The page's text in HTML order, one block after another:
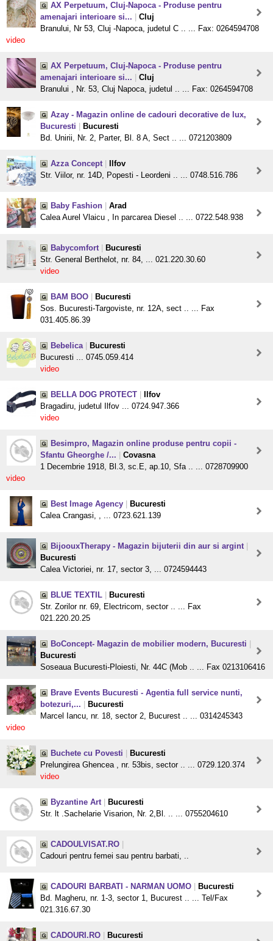
AX Perpetuum, Cluj-Napoca - Produse pentru
amenajari interioare si...
Cluj
Branului, Nr 53, Cluj -Napoca, judetul C .. ... Fax: 0264594708
video
AX Perpetuum, Cluj-Napoca - Produse pentru
amenajari interioare si...
Cluj
Branului , Nr. 53, Cluj Napoca, judetul .. ... Fax: 0264594708
Azay - Magazin online de cadouri decorative de lux,
Bucuresti
Bucuresti
Bd. Unirii, Nr. 2, Parter, Bl. 8 A, Sect .. ... 0721203809
Azza Concept
Ilfov
Str. Viilor, nr. 14D, Popesti - Leordeni .. ... 0748.516.786
Baby Fashion
Arad
Calea Aurel Vlaicu , In parcarea Diesel .. ... 0722.548.938
Babycomfort
Bucuresti
Str. General Berthelot, nr. 84, ... 021.220.30.60
video
BAM BOO
Bucuresti
Sos. Bucuresti-Targoviste, nr. 12A, sect .. ... Fax
031.405.86.39
Bebelica
Bucuresti
Bucuresti ... 0745.059.414
video
BELLA DOG PROTECT
Ilfov
Bragadiru, judetul Ilfov ... 0724.947.366
video
Besimpro, Magazin online produse pentru copii -
Sfantu Gheorghe /...
Covasna
1 Decembrie 1918, Bl.3, sc.E, ap.10, Sfa .. ... 0728709900
video
Best Image Agency
Bucuresti
Calea Crangasi, , ... 0723.621.139
BijoouxTherapy - Magazin bijuterii din aur si argint
Bucuresti
Calea Victoriei, nr. 17, sector 3, ... 0724594443
BLUE TEXTIL
Bucuresti
Str. Zorilor nr. 69, Electricom, sector .. ... Fax
021.220.20.25
BoConcept- Magazin de mobilier modern, Bucuresti
Bucuresti
Soseaua Bucuresti-Ploiesti, Nr. 44C (Mob .. ... Fax 0213106416
Brave Events Bucuresti - Agentia full service nunti,
botezuri,...
Bucuresti
Marcel Iancu, nr. 18, sector 2, Bucurest .. ... 0314245343
video
Buchete cu Povesti
Bucuresti
Prelungirea Ghencea , nr. 53bis, sector .. ... 0729.120.374
video
Byzantine Art
Bucuresti
Str. lt .Sachelarie Visarion, Nr. 2,Bl. .. ... 0755204610
CADOULVISAT.RO
Cadouri pentru femei sau pentru barbati, ..
CADOURI BARBATI - NARMAN UOMO
Bucuresti
Bd. Magheru, nr. 1-3, sector 1, Bucurest .. ... Tel/Fax
021.316.67.30
CADOURI.RO Bucuresti